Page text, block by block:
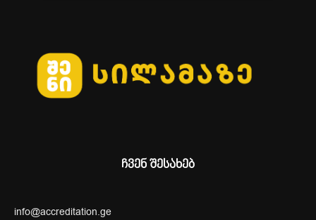
ჩვენ შესახებ
info@accreditation.ge